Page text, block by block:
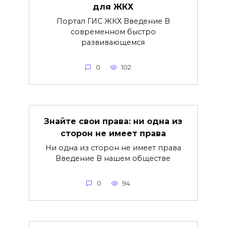
для ЖКХ
Портал ГИС ЖКХ Введение В
современном быстро
развивающемся
0 102
Знайте свои права: ни одна из
сторон не имеет права
Ни одна из сторон не имеет права
Введение В нашем обществе
0 94